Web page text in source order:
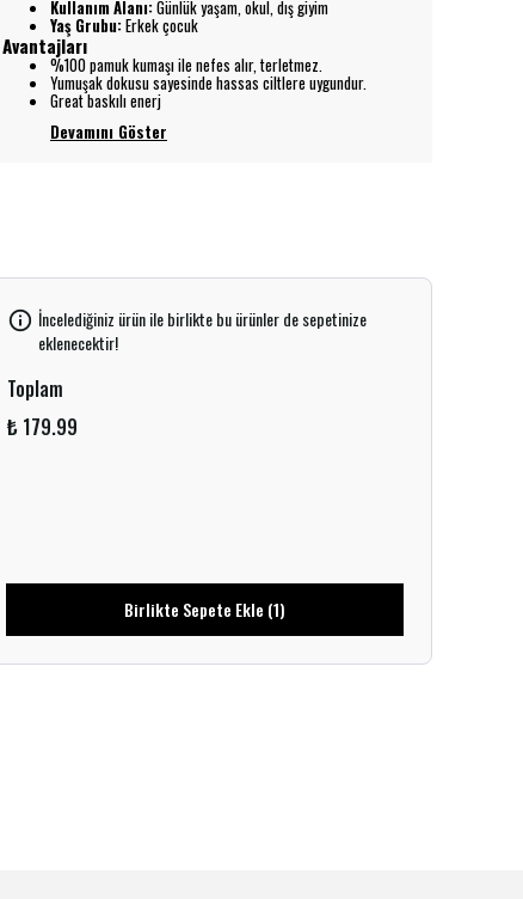
Kullanım Alanı:Günlük yaşam, okul, dış giyim
Yaş Grubu:Erkek çocuk
Avantajları
%100 pamuk kumaşı ile nefes alır, terletmez.
Yumuşak dokusu sayesinde hassas ciltlere uygundur.
Great baskılı enerj
Devamını Göster
İncelediğiniz ürün ile birlikte bu ürünler de sepetinize
eklenecektir!
Toplam
₺ 179.99
Birlikte Sepete Ekle (1)